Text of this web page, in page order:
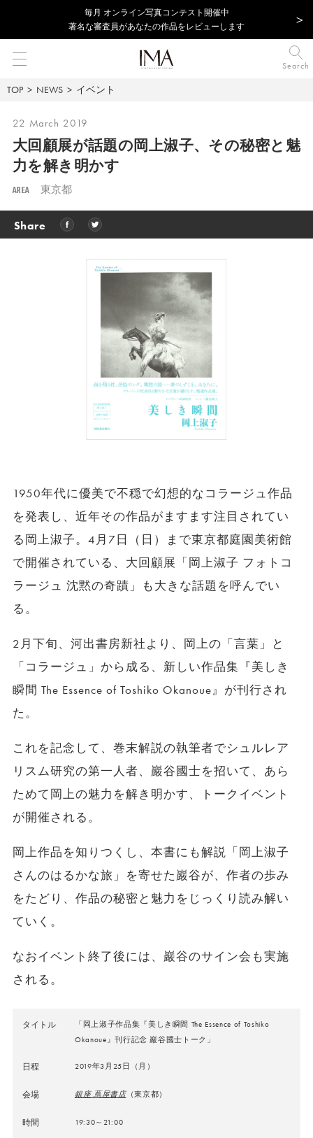
毎⽉ オンライン写真コンテスト開催中
著名な審査員があなたの作品をレビューします
Search
TOP NEWS イベント
22 March 2019
大回顧展が話題の岡上淑子、 その秘密と魅
力を解き明かす
AREA 東京都
Share
1950年代に優美で不穏で幻想的なコラージュ作品
を発表し、近年その作品がますます注目されてい
る岡上淑子。4月7日（日）まで東京都庭園美術館
で開催されている、大回顧展「岡上淑子 フォトコ
ラージュ 沈黙の奇蹟」も大きな話題を呼んでい
る。
2月下旬、河出書房新社より、岡上の「言葉」と
「コラージュ」から成る、新しい作品集『美しき
瞬間 The Essence of Toshiko Okanoue』が刊行され
た。
これを記念して、巻末解説の執筆者でシュルレア
リスム研究の第一人者、巖谷國士を招いて、あら
ためて岡上の魅力を解き明かす、トークイベント
が開催される。
岡上作品を知りつくし、本書にも解説「岡上淑子
さんのはるかな旅」を寄せた巖谷が、作者の歩み
をたどり、作品の秘密と魅力をじっくり読み解い
ていく。
なおイベント終了後には、巖谷のサイン会も実施
される。
タイトル
「岡上淑子作品集『美しき瞬間 The Essence of Toshiko
Okanoue』刊行記念 巖谷國士トーク」
日程 2019年3月25日（月）
会場 銀座 蔦屋書店（東京都）
時間 19:30～21:00